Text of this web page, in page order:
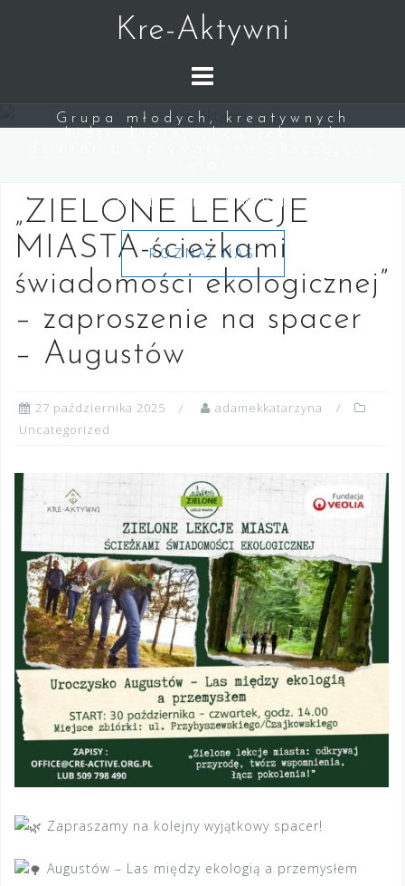
Kre-Aktywni
Grupa młodych, kreatywnych
KRE-AKTYWNI
POZNAJ NAS
„ZIELONE LEKCJE
MIASTA-ścieżkami
świadomości ekologicznej”
– zaproszenie na spacer
– Augustów
27 października 2025
adamekkatarzyna
Uncategorized
Zapraszamy na kolejny wyjątkowy spacer!
Augustów – Las między ekologią a przemysłem